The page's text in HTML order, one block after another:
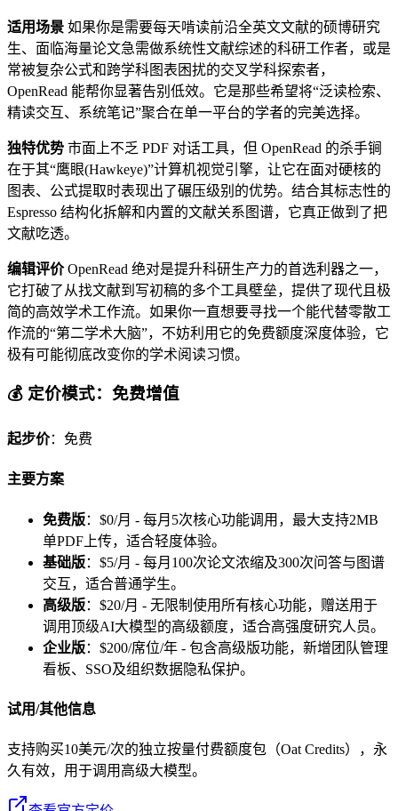
适用场景 如果你是需要每天啃读前沿全英文文献的硕博研究
生、面临海量论文急需做系统性文献综述的科研工作者，或是
常被复杂公式和跨学科图表困扰的交叉学科探索者，
OpenRead 能帮你显著告别低效。它是那些希望将“泛读检索、
精读交互、系统笔记”聚合在单一平台的学者的完美选择。
独特优势 市面上不乏 PDF 对话工具，但 OpenRead 的杀手锏
在于其“鹰眼(Hawkeye)”计算机视觉引擎，让它在面对硬核的
图表、公式提取时表现出了碾压级别的优势。结合其标志性的
Espresso 结构化拆解和内置的文献关系图谱，它真正做到了把
文献吃透。
编辑评价OpenRead 绝对是提升科研生产力的首选利器之一，
它打破了从找文献到写初稿的多个工具壁垒，提供了现代且极
简的高效学术工作流。如果你一直想要寻找一个能代替零散工
作流的“第二学术大脑”，不妨利用它的免费额度深度体验，它
极有可能彻底改变你的学术阅读习惯。
💰 定价模式：免费增值
起步价：免费
主要方案
免费版：$0/月 - 每月5次核心功能调用，最大支持2MB
单PDF上传，适合轻度体验。
基础版：$5/月 - 每月100次论文浓缩及300次问答与图谱
交互，适合普通学生。
高级版：$20/月 - 无限制使用所有核心功能，赠送用于
调用顶级AI大模型的高级额度，适合高强度研究人员。
企业版：$200/席位/年 - 包含高级版功能，新增团队管理
看板、SSO及组织数据隐私保护。
试用/其他信息
支持购买10美元/次的独立按量付费额度包（Oat Credits），永
久有效，用于调用高级大模型。